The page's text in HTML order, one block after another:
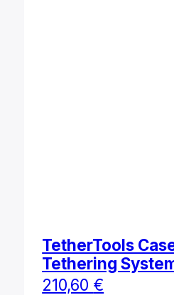
TetherTools
Tethering
210,60 €